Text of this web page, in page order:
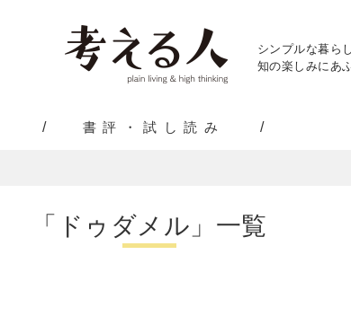
シンプルな暮ら
知の楽しみにあ
書評・試し読み
「ドゥダメル」一覧